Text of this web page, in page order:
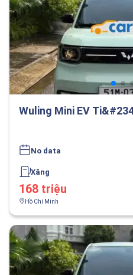
Wuling Mini EV
No data
Xăng
168 triệu
Hồ Chí Minh